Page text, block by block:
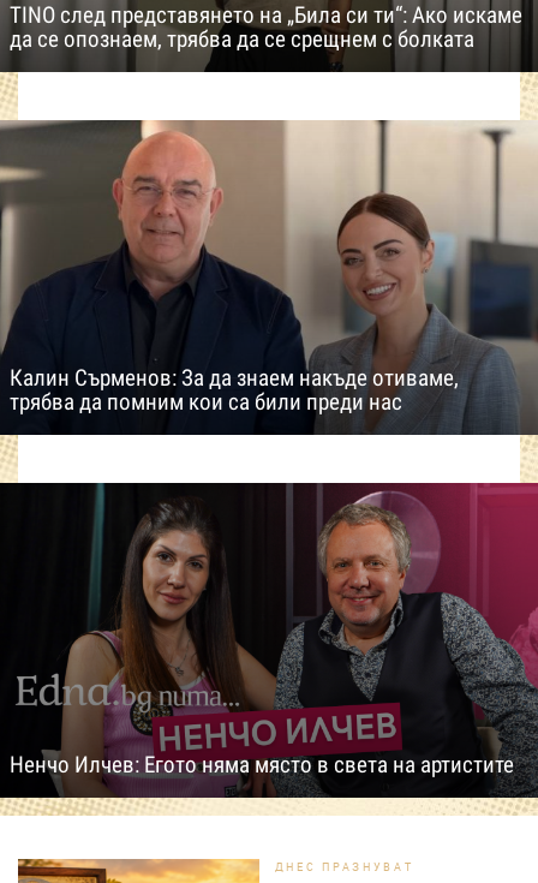
TINO след представянето на „Била си ти“: Ако искаме
да се опознаем, трябва да се срещнем с болката
Калин Сърменов: За да знаем накъде отиваме,
трябва да помним кои са били преди нас
Ненчо Илчев: Егото няма място в света на артистите
ДНЕС ПРАЗНУВАТ